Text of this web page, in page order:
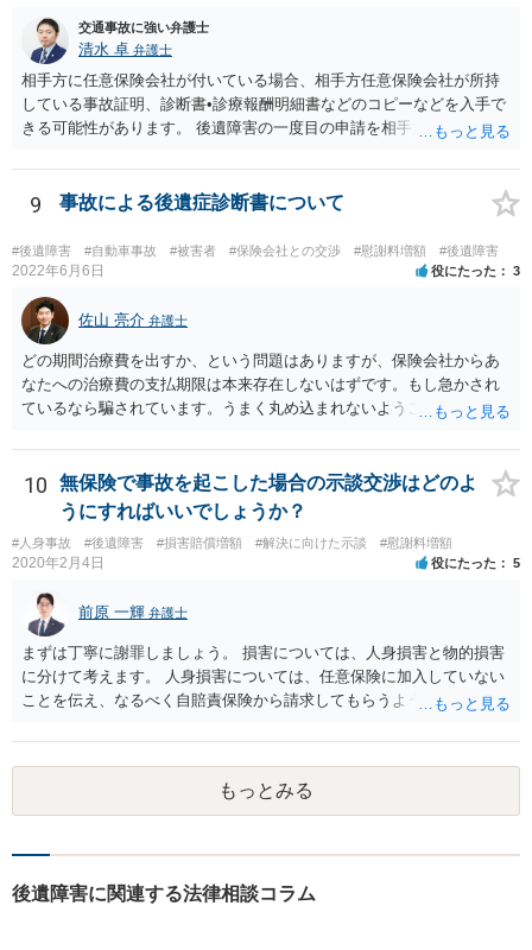
交通事故に強い弁護士
清水 卓 弁護士
相手方に任意保険会社が付いている場合、相手方任意保険会社が所持
している事故証明、診断書•診療報酬明細書などのコピーなどを入手で
きる可能性があります。 後遺障害の一度目の申請を相手方任意保険会
果と認定理由書も相手方任意保険会社から入手できる可能性がありま
す。 これらが難しくても、通院していた病院のカルテを取り付けるこ
と等で代替が可能な場合もあります。 事故からどの程度期間が経過し
ているがが定かではありませんが、昨年４月から既に１年半年程度経
過しており、時効なども意識しながら対応をしておきたいところで
す。 待っていても事態が打開しない可能性もあるため、依頼の対応が
可能な弁護士に個別に問い合わせ、上記の方法等を参考に進め方を相
談してみるのが望ましいかもしれません。
9 事故による後遺症診断書について
#後遺障害 #自動車事故 #被害者 #保険会社との交渉 #慰謝料増額 #後遺障害
2022年6月6日 役にたった 3
佐山 亮介 弁護士
どの期間治療費を出すか、という問題はありますが、保険会社からあ
なたへの治療費の支払期限は本来存在しないはずです。もし急かされ
ているなら騙されています。うまく丸め込まれないようご注意下さ
せんが、受診したならば提出すべきです。
10
無保険で事故を起こした場合の示談交渉はどのよ
うにすればいいでしょうか？
#人身事故 #後遺障害 #損害賠償増額 #解決に向けた示談 #慰謝料増額
2020年2月4日 役にたった 5
前原 一輝 弁護士
まずは丁寧に謝罪しましょう。 損害については、人身損害と物的損害
に分けて考えます。 人身損害については、任意保険に加入していない
ことを伝え、なるべく自賠責保険から請求してもらうようお願いして
願いしてください。 物的損害については、請求の根拠を精査する必要
があり、写真や見積書を送ってもらい、請求金額が正当化をちゃんと
チェックする必要があります。 相談者様の資力がどれだけあるのかは
分かりませんが、資力に応じた対応をして行くほかありません。 訴訟
ャラクターの問題もあるので、どうすればよいのかという正解はあり
もっとみる
後遺障害に関連する法律相談コラム